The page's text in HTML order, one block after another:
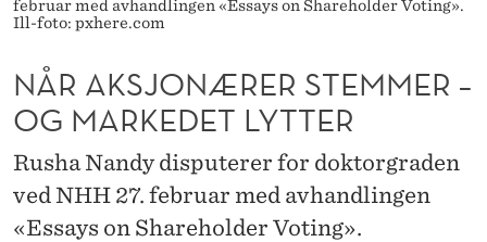
Æ
E
R
S
T
februar med avhandlingen «Essays on Shareholder Voting».
Ill-foto: pxhere.com
NÅR AKSJONÆRER STEMMER –
OG MARKEDET LYTTER
Rusha Nandy disputerer for doktorgraden
ved NHH 27. februar med avhandlingen
«Essays on Shareholder Voting».